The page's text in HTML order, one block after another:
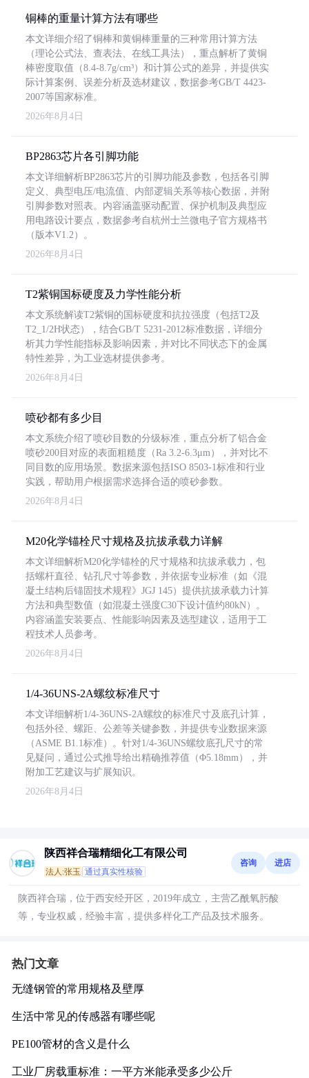
铜棒的重量计算方法有哪些
本文详细介绍了铜棒和黄铜棒重量的三种常用计算方法
（理论公式法、查表法、在线工具法），重点解析了黄铜
棒密度取值（8.4-8.7g/cm³）和计算公式的差异，并提供实
际计算案例、误差分析及选材建议，数据参考GB/T 4423-
2007等国家标准。
2026年8月4日
BP2863芯片各引脚功能
本文详细解析BP2863芯片的引脚功能及参数，包括各引脚
定义、典型电压/电流值、内部逻辑关系等核心数据，并附
引脚参数对照表。内容涵盖驱动配置、保护机制及典型应
用电路设计要点，数据参考自杭州士兰微电子官方规格书
（版本V1.2）。
2026年8月4日
T2紫铜国标硬度及力学性能分析
本文系统解读T2紫铜的国标硬度和抗拉强度（包括T2及
T2_1/2H状态），结合GB/T 5231-2012标准数据，详细分
析其力学性能指标及影响因素，并对比不同状态下的金属
特性差异，为工业选材提供参考。
2026年8月4日
喷砂都有多少目
本文系统介绍了喷砂目数的分级标准，重点分析了铝合金
喷砂200目对应的表面粗糙度（Ra 3.2-6.3μm），并对比不
同目数的应用场景。数据来源包括ISO 8503-1标准和行业
实践，帮助用户根据需求选择合适的喷砂参数。
2026年8月4日
M20化学锚栓尺寸规格及抗拔承载力详解
本文详细解析M20化学锚栓的尺寸规格和抗拔承载力，包
括螺杆直径、钻孔尺寸等参数，并依据专业标准（如《混
凝土结构后锚固技术规程》JGJ 145）提供抗拔承载力计算
方法和典型数值（如混凝土强度C30下设计值约80kN）。
内容涵盖安装要点、性能影响因素及选型建议，适用于工
程技术人员参考。
2026年8月4日
1/4-36UNS-2A螺纹标准尺寸
本文详细解析1/4-36UNS-2A螺纹的标准尺寸及底孔计算，
包括外径、螺距、公差等关键参数，并提供专业数据来源
（ASME B1.1标准）。针对1/4-36UNS螺纹底孔尺寸的常
见疑问，通过公式推导给出精确推荐值（Φ5.18mm），并
附加工艺建议与扩展知识。
2026年8月4日
陕西祥合瑞精细化工有限公司
法人:张玉 通过真实性核验
咨询 进店
陕西祥合瑞，位于西安经开区，2019年成立，主营乙酰氧肟酸
等，专业权威，经验丰富，提供多样化工产品及技术服务。
热门文章
无缝钢管的常用规格及壁厚
生活中常见的传感器有哪些呢
PE100管材的含义是什么
工业厂房载重标准：一平方米能承受多少公斤